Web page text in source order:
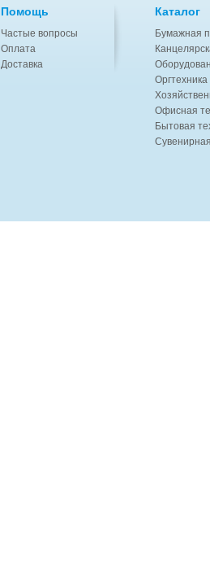
Помощь
Частые вопросы
Оплата
Доставка
Каталог
Бумажная
Офисная
Бытовая